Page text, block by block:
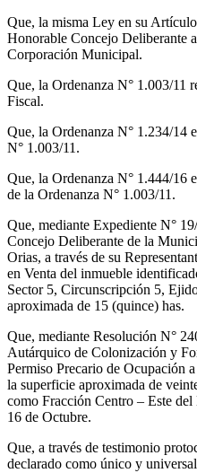
Que, la misma Ley en su
Honorable Concejo Deliberante
Corporación Municipal.
Que, la Ordenanza N° 1.003/11
Fiscal.
Que, la Ordenanza N° 1.234/14
N° 1.003/11.
Que, la Ordenanza N° 1.444/16
de la Ordenanza N° 1.003/11.
Que, mediante Expediente N°
Concejo Deliberante de la
Orias, a través de su
en Venta del inmueble
Sector 5, Circunscripción 5,
aproximada de 15 (quince) has.
Que, mediante Resolución N°
Autárquico de Colonización y
Permiso Precario de Ocupación
la superficie aproximada de
como Fracción Centro – Este
16 de Octubre.
Que, a través de testimonio
declarado como único y